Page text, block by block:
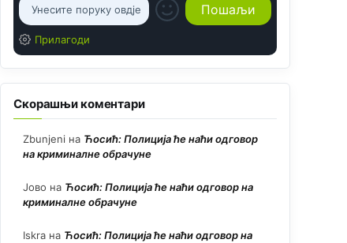
Прилагоди
Скорашњи коментари
Zbunjeni на Ћосић: Полиција ће наћи одговор
на криминалне обрачуне
Јово на Ћосић: Полиција ће наћи одговор на
криминалне обрачуне
Iskra на Ћосић: Полиција ће наћи одговор на